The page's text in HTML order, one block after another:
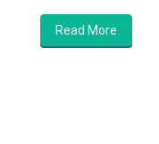
Read More